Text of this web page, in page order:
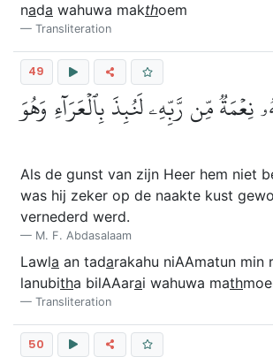
nada wahuwa makthoem
Transliteration
49
نِعۡمَةٞ مِّن رَّبِّهِۦ لَنُبِذَ بِٱلۡعَرَآءِ وَهُوَ
Als de gunst van zijn Heer hem niet
was hij zeker op de naakte kust
vernederd werd.
M. F. Abdasalaam
Lawla an tadarakahu niAAmatun min
lanubitha bilAAarai wahuwa math
Transliteration
50